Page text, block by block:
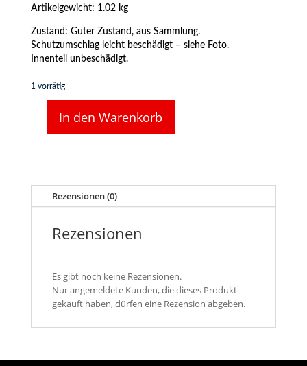
Artikelgewicht:‎ 1.02 kg
Zustand: Guter Zustand, aus Sammlung.
Schutzumschlag leicht beschädigt – siehe Foto.
Innenteil unbeschädigt.
1 vorrätig
Lowe
Menge
In den Warenkorb
Rezensionen (0)
Rezensionen
Es gibt noch keine Rezensionen.
Nur angemeldete Kunden, die dieses Produkt
gekauft haben, dürfen eine Rezension abgeben.